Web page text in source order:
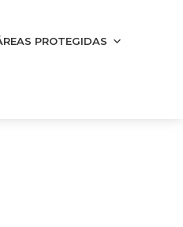
PROTEGIDAS